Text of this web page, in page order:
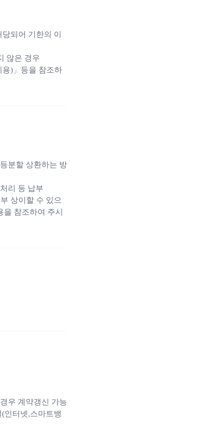
되어 기한의 이
않은 경우
)」등을 참조하
분할 상환하는 방
리 등 납부
상이할 수 있으
참조하여 주시
우 계약갱신 가능
인터넷,스마트뱅